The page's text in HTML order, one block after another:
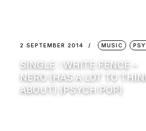
2 SEPTEMBER 2014 MUSIC
SINGLE : WHITE FENCE –
NERO (HAS A LOT TO
ABOUT) (PSYCH POP)